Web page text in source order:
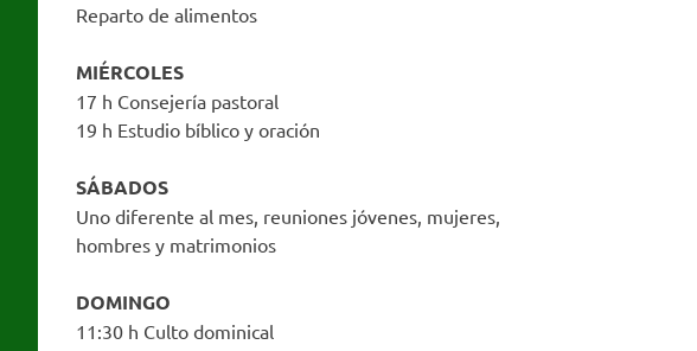
Reparto de alimentos
MIÉRCOLES
17 h Consejería pastoral
19 h Estudio bíblico y oración
SÁBADOS
Uno diferente al mes, reuniones jóvenes, mujeres,
hombres y matrimonios
DOMINGO
11:30 h Culto dominical